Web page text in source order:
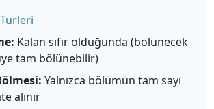
Kalan sıfır olduğunda (bölünecek
tam bölünebilir)
Yalnızca bölümün tam sayı
alınır